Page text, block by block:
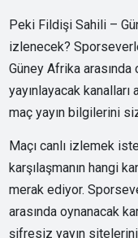
Peki Fildişi Sahili –
izlenecek?
Güney Afrika
yayınlayacak kanalları
maç yayın bilgilerini
Maçı canlı izlemek
karşılaşmanın hangi
merak ediyor.
arasında oynanacak
şifresiz yayın sitelerini